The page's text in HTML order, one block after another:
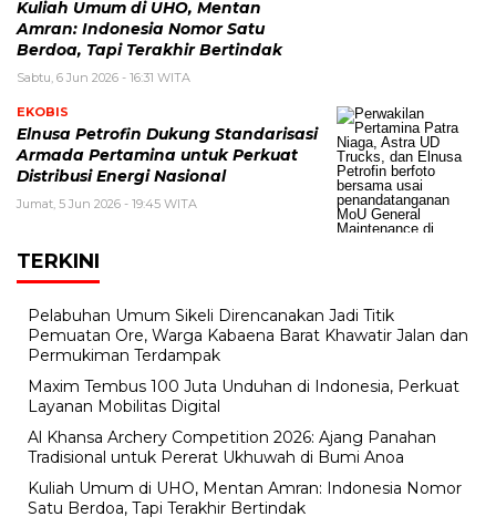
Kuliah Umum di UHO, Mentan
Amran: Indonesia Nomor Satu
Berdoa, Tapi Terakhir Bertindak
Sabtu, 6 Jun 2026 - 16:31 WITA
EKOBIS
Elnusa Petrofin Dukung Standarisasi
Armada Pertamina untuk Perkuat
Distribusi Energi Nasional
Jumat, 5 Jun 2026 - 19:45 WITA
TERKINI
Pelabuhan Umum Sikeli Direncanakan Jadi Titik
Pemuatan Ore, Warga Kabaena Barat Khawatir Jalan dan
Permukiman Terdampak
Maxim Tembus 100 Juta Unduhan di Indonesia, Perkuat
Layanan Mobilitas Digital
Al Khansa Archery Competition 2026: Ajang Panahan
Tradisional untuk Pererat Ukhuwah di Bumi Anoa
Kuliah Umum di UHO, Mentan Amran: Indonesia Nomor
Satu Berdoa, Tapi Terakhir Bertindak